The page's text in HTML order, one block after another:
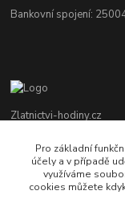
Bankovní spojení:
Zlatnictvi-hodiny.cz
+420 379 492
Po - Pá: 9,00 - 17,00
Pro základní
účely a v případě
využíváme
cookies můžete